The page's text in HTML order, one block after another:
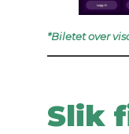
*Biletet over
Slik